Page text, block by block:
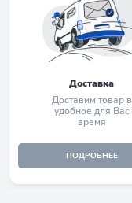
Доставка
Доставим товар в
удобное для Вас
время
ПОДРОБНЕЕ